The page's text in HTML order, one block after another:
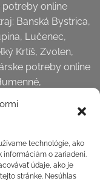
technológie, ako
informáciám o zariadení.
údaje, ako je
stránke. Nesúhlas
potreby online
Banská Bystrica,
Lučenec,
Krtíš, Zvolen,
potreby online
Snina, Stará
kraj:
Sobrance,
a všetky dediny a